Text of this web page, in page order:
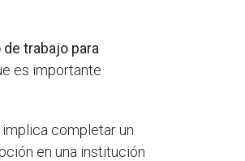
trabajo para
es importante
completar un
en una institución